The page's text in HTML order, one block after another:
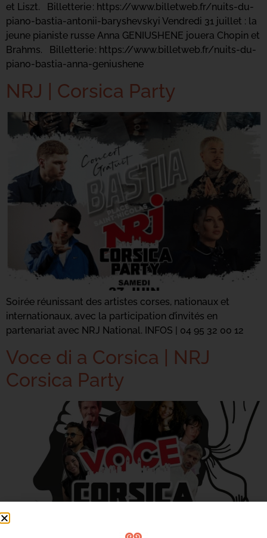
et Liszt. Billetterie : https://www.billetweb.fr/nuits-du-
piano-bastia-antonii-baryshevskyi Vendredi 31 juillet : la
jeune pianiste russe Anna GENIUSHENE jouera Chopin et
Brahms. Billetterie : https://www.billetweb.fr/nuits-du-
piano-bastia-anna-geniushene
NRJ | Corsica Party
Soirée réunissant des artistes corses, nationaux et
internationaux, avec la participation d’invités en
partenariat avec NRJ National. INFOS | 04 95 32 00 12
Voce di a Corsica | NRJ
Corsica Party